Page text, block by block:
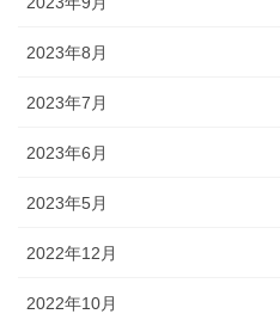
2023年8月
2023年7月
2023年6月
2023年5月
2022年12月
2022年10月